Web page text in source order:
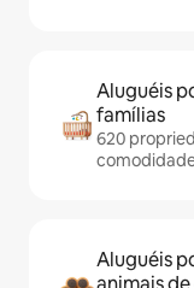
Aluguéis
famílias
620
Aluguéis